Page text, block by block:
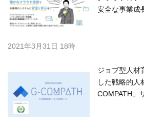
安全な事業成
2021年3月31日 18時
ジョブ型人材
した戦略的人
COMPATH」